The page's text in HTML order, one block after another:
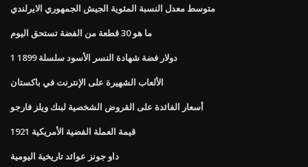
متوسط ​​معدل النسبة المئوية الجيش الجمهوري الايرلندي
ما هو 30 قطعة من الفضة تستحق اليوم
1 دولار فضة شهادة النسر الأسود سلسلة 1899
الألعاب الشهيرة على الإنترنت في باكستان
أسعار الفائدة على القروض الشخصية لبنك ويلز فارجو
1921 قيمة العملة الفضية الأمريكية
داو جونز عوائد تاريخية اليومية